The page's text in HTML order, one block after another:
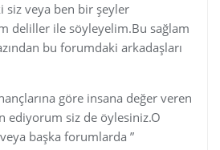
siz veya ben bir şeyler
deliller ile söyleyelim.Bu sağlam
bu forumdaki arkadaşları
göre insana değer veren
ediyorum siz de öylesiniz.O
başka forumlarda ”